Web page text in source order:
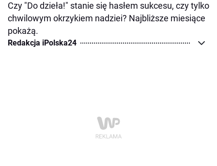
Czy "Do dzieła!" stanie się hasłem sukcesu, czy tylko
chwilowym okrzykiem nadziei? Najbliższe miesiące
pokażą.
Redakcja iPolska24